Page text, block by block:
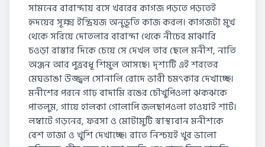
সামনের বারান্দায় বসে খবরের কাগজ পড়তে পড়তেই
হৃদয়ের সূক্ষ্ম ইন্দ্রিয়জ অনুভূতি কাজ করল। কাগজটা মুখ
থেকে সরিয়ে দোতলার বারান্দা থেকে নীচের মাঝারি
চওড়া রাস্তার দিকে চেয়ে সে দেখল তার ছেলে মনীশ, নাতি
অঞ্জন আর পুত্রবধূ শিমুল আসছে। দৃশ্যটি এই শরতের
মেঘভাঙা উজ্জ্বল সোনালি রোদে ভারী চমৎকার দেখাচ্ছে।
মনীশের পরনে গাঢ় বাদামি রঙের চৌখুপিওলা ঝকঝকে
পাতলুম, গায়ে হালকা গোলাপি জলছাপওলা হাওয়াই শার্ট।
লম্বাটে গড়নের, ফরসা ও মোটামুটি স্বাস্থ্যবান মনীশকে
বেশ তাজা ও খুশি দেখাচ্ছে। রাতে নিশ্চয়ই খুব ভালো